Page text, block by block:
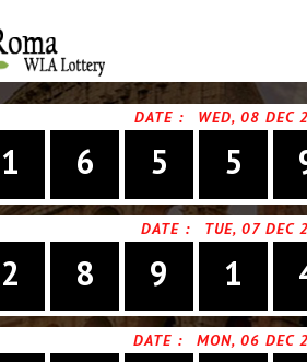
DATE : WED, 08 DEC
1 6 5 5
DATE : TUE, 07 DEC
2 8 9 1
DATE : MON, 06 DEC